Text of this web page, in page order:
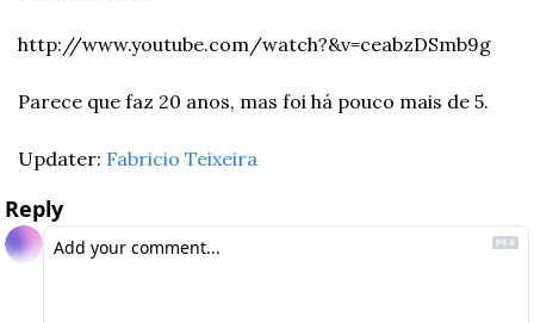
http://www.youtube.com/watch?&v=ceabzDSmb9g
Parece que faz 20 anos, mas foi há pouco mais de 5.
Updater: Fabricio Teixeira
Reply